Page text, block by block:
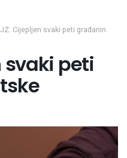
Cijepljen svaki peti građanin
svaki peti